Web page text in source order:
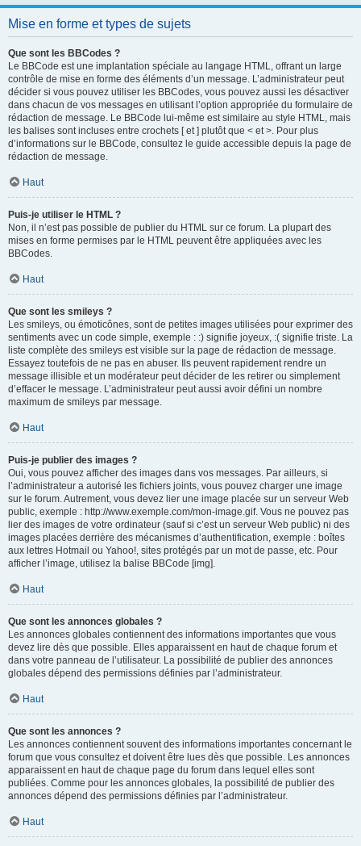
Mise en forme et types de sujets
Que sont les BBCodes ?
Le BBCode est une implantation spéciale au langage HTML, offrant un large
contrôle de mise en forme des éléments d’un message. L’administrateur peut
décider si vous pouvez utiliser les BBCodes, vous pouvez aussi les désactiver
dans chacun de vos messages en utilisant l’option appropriée du formulaire de
rédaction de message. Le BBCode lui-même est similaire au style HTML, mais
les balises sont incluses entre crochets [ et ] plutôt que < et >. Pour plus
d’informations sur le BBCode, consultez le guide accessible depuis la page de
rédaction de message.
Haut
Puis-je utiliser le HTML ?
Non, il n’est pas possible de publier du HTML sur ce forum. La plupart des
mises en forme permises par le HTML peuvent être appliquées avec les
BBCodes.
Haut
Que sont les smileys ?
Les smileys, ou émoticônes, sont de petites images utilisées pour exprimer des
sentiments avec un code simple, exemple : :) signifie joyeux, :( signifie triste. La
liste complète des smileys est visible sur la page de rédaction de message.
Essayez toutefois de ne pas en abuser. Ils peuvent rapidement rendre un
message illisible et un modérateur peut décider de les retirer ou simplement
d’effacer le message. L’administrateur peut aussi avoir défini un nombre
maximum de smileys par message.
Haut
Puis-je publier des images ?
Oui, vous pouvez afficher des images dans vos messages. Par ailleurs, si
l’administrateur a autorisé les fichiers joints, vous pouvez charger une image
sur le forum. Autrement, vous devez lier une image placée sur un serveur Web
public, exemple : http://www.exemple.com/mon-image.gif. Vous ne pouvez pas
lier des images de votre ordinateur (sauf si c’est un serveur Web public) ni des
images placées derrière des mécanismes d’authentification, exemple : boîtes
aux lettres Hotmail ou Yahoo!, sites protégés par un mot de passe, etc. Pour
afficher l’image, utilisez la balise BBCode [img].
Haut
Que sont les annonces globales ?
Les annonces globales contiennent des informations importantes que vous
devez lire dès que possible. Elles apparaissent en haut de chaque forum et
dans votre panneau de l’utilisateur. La possibilité de publier des annonces
globales dépend des permissions définies par l’administrateur.
Haut
Que sont les annonces ?
Les annonces contiennent souvent des informations importantes concernant le
forum que vous consultez et doivent être lues dès que possible. Les annonces
apparaissent en haut de chaque page du forum dans lequel elles sont
publiées. Comme pour les annonces globales, la possibilité de publier des
annonces dépend des permissions définies par l’administrateur.
Haut